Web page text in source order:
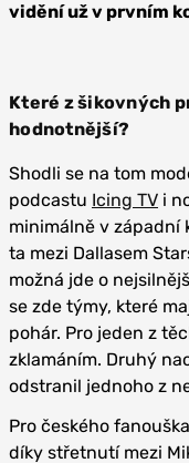
vidění už v prvním
Které z šikovných
hodnotnější?
Shodli se na tom
podcastu Icing TV i
minimálně v západní
ta mezi Dallasem
možná jde o
se zde týmy, které
pohár. Pro jeden z
zklamáním. Druhý
odstranil jednoho z
Pro českého
díky střetnutí mezi